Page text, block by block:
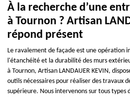
À la recherche d’une
à Tournon ? Artisan
répond présent
Le ravalement de façade est une opération
l'étanchéité et la durabilité des murs
à Tournon, Artisan LANDAUER KEVIN,
outils nécessaires pour réaliser des travaux
supérieure. Nous intervenons sur tous types